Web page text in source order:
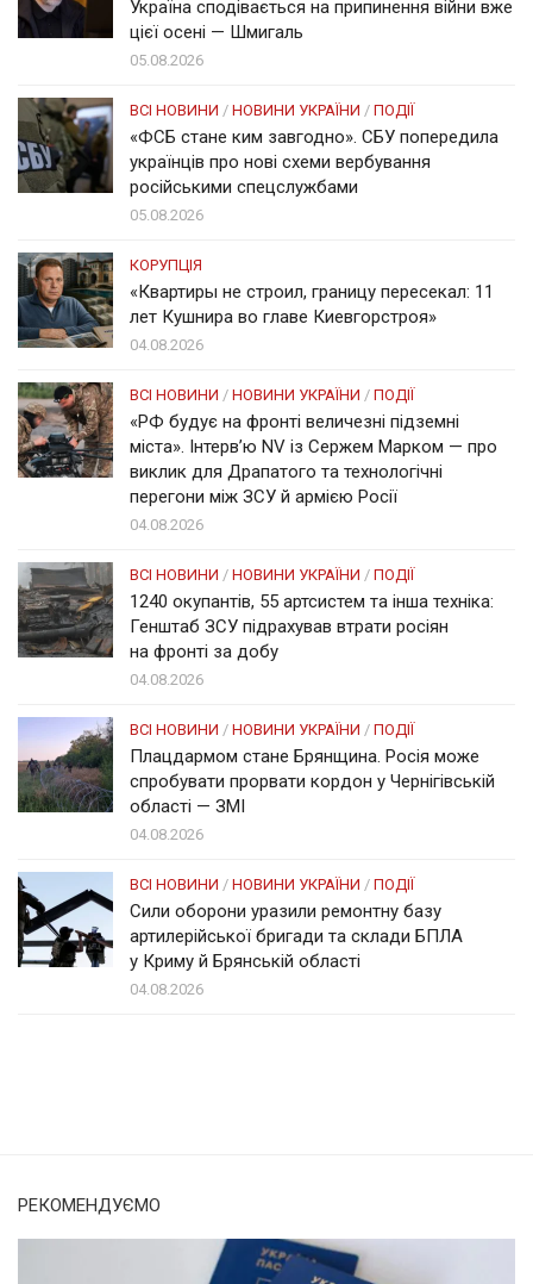
Україна сподівається на припинення війни вже
цієї осені — Шмигаль
05.08.2026
ВСІ НОВИНИ / НОВИНИ УКРАЇНИ / ПОДІЇ
«ФСБ стане ким завгодно». СБУ попередила
українців про нові схеми вербування
російськими спецслужбами
05.08.2026
КОРУПЦІЯ
«Квартиры не строил, границу пересекал: 11
лет Кушнира во главе Киевгорстроя»
04.08.2026
ВСІ НОВИНИ / НОВИНИ УКРАЇНИ / ПОДІЇ
«РФ будує на фронті величезні підземні
міста». Інтерв’ю NV із Сержем Марком — про
виклик для Драпатого та технологічні
перегони між ЗСУ й армією Росії
04.08.2026
ВСІ НОВИНИ / НОВИНИ УКРАЇНИ / ПОДІЇ
1240 окупантів, 55 артсистем та інша техніка:
Генштаб ЗСУ підрахував втрати росіян
на фронті за добу
04.08.2026
ВСІ НОВИНИ / НОВИНИ УКРАЇНИ / ПОДІЇ
Плацдармом стане Брянщина. Росія може
спробувати прорвати кордон у Чернігівській
області — ЗМІ
04.08.2026
ВСІ НОВИНИ / НОВИНИ УКРАЇНИ / ПОДІЇ
Сили оборони уразили ремонтну базу
артилерійської бригади та склади БПЛА
у Криму й Брянській області
04.08.2026
РЕКОМЕНДУЄМО